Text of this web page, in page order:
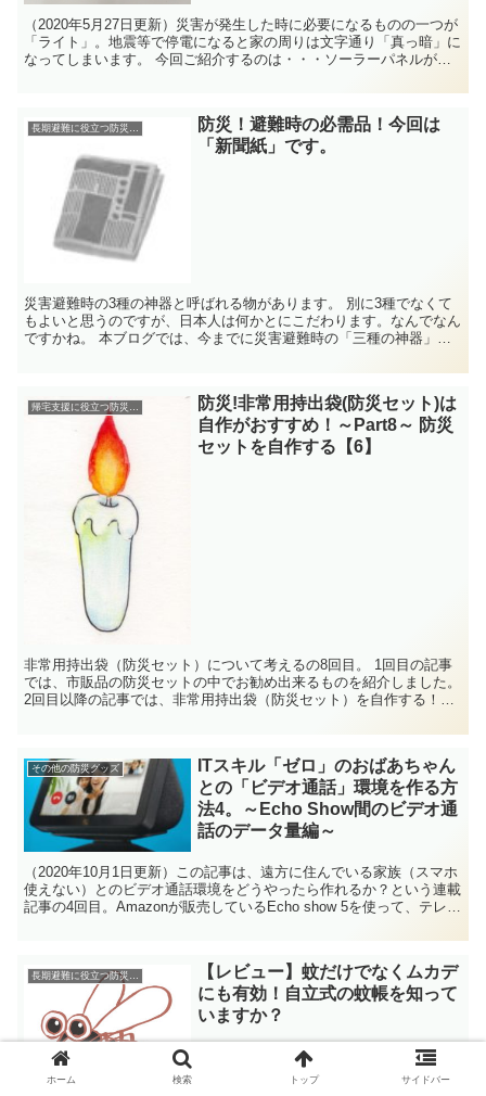
（2020年5月27日更新）災害が発生した時に必要になるものの一つが
「ライト」。地震等で停電になると家の周りは文字通り「真っ暗」に
なってしまいます。 今回ご紹介するのは・・・ソーラーパネルが付
も、太陽の光を当てておけば復活するとても便利な商品です。
防災！避難時の必需品！今回は
「新聞紙」です。
災害避難時の3種の神器と呼ばれる物があります。 別に3種でなくて
もよいと思うのですが、日本人は何かとにこだわります。なんでなん
ですかね。 本ブログでは、今までに災害避難時の「三種の神器」の
帰宅支援に役立つ防災グッズ
防災!非常用持出袋(防災セット)は
自作がおすすめ！～Part8～ 防災
セットを自作する【6】
非常用持出袋（防災セット）について考えるの8回目。 1回目の記事
では、市販品の防災セットの中でお勧め出来るものを紹介しました。
2回目以降の記事では、非常用持出袋（防災セット）を自作する！と
その他の防災グッズ
ITスキル「ゼロ」のおばあちゃん
との「ビデオ通話」環境を作る方
法4。～Echo Show間のビデオ通
話のデータ量編～
（2020年10月1日更新）この記事は、遠方に住んでいる家族（スマホ
使えない）とのビデオ通話環境をどうやったら作れるか？という連載
記事の4回目。Amazonが販売しているEcho show 5を使って、テレビ
【レビュー】蚊だけでなくムカデ
にも有効！自立式の蚊帳を知って
いますか？
ホーム 検索 トップ サイドバー